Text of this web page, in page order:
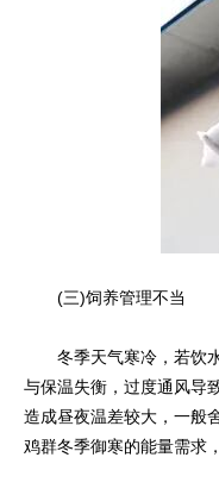
(三)饲养管理不当
冬季天气寒冷，若饮水
与保温失衡，过度通风导
造成昼夜温差较大，一般
鸡群冬季御寒的能量需求